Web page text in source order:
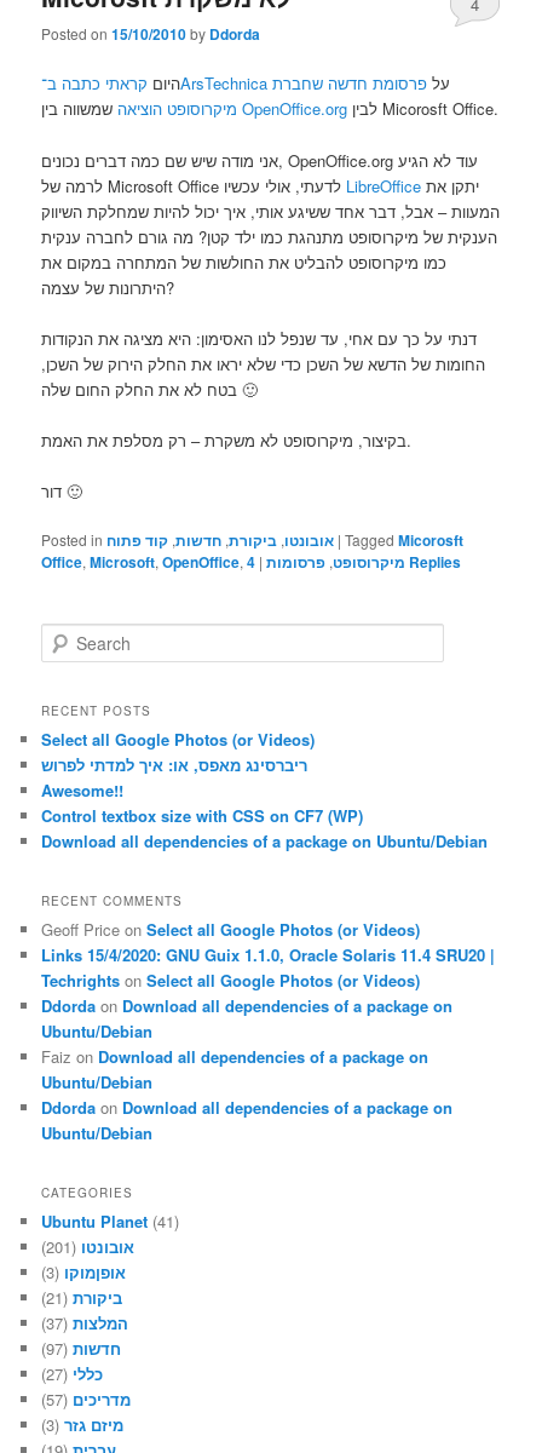
Posted on15/10/2010by Ddorda
4
היוםקראתי כתבה ב־ArsTechnica על פרסומת חדשה שחברת
מיקרוסופט הוציאה שמשווה ביןOpenOffice.org לבין Micorosft Office.
אני מודה שיש שם כמה דברים נכונים, OpenOffice.org עוד לא הגיע
LibreOffice יתקן את
המעוות – אבל, דבר אחד ששיגע אותי, איך יכול להיות שמחלקת השיווק
הענקית של מיקרוסופט מתנהגת כמו ילד קטן? מה גורם לחברה ענקית
כמו מיקרוסופט להבליט את החולשות של המתחרה במקום את
היתרונות של עצמה?
דנתי על כך עם אחי, עד שנפל לנו האסימון: היא מציגה את הנקודות
החומות של הדשא של השכן כדי שלא יראו את החלק הירוק של השכן,
בטח לא את החלק החום שלה 🙂
בקיצור, מיקרוסופט לא משקרת – רק מסלפת את האמת.
דור 🙂
Posted in אובונטו, ביקורת, חדשות, קוד פתוח |Tagged Micorosft
Office,Microsoft,OpenOffice, מיקרוסופט, פרסומות |
4 Replies
e
r
h
RECENT POSTS
Select all Google Photos (or Videos)
ריברסינג מאפס, או: איך למדתי לפרוש
Awesome!!
Control textbox size with CSS on CF7 (WP)
Download all dependencies of a package on Ubuntu/Debian
RECENT COMMENTS
Geoff Price onSelect all Google Photos (or Videos)
Links 15/4/2020: GNU Guix 1.1.0, Oracle Solaris 11.4 SRU20 |
Techrights onSelect all Google Photos (or Videos)
Ddorda on Download all dependencies of a package on
Ubuntu/Debian
Faiz on Download all dependencies of a package on
Ubuntu/Debian
Ddorda on Download all dependencies of a package on
Ubuntu/Debian
CATEGORIES
Ubuntu Planet (41)
אובונטו (201)
אופןמוקו (3)
ביקורת(21)
המלצות(37)
חדשות(97)
כללי (27)
מדריכים (57)
מיזם גזר(3)